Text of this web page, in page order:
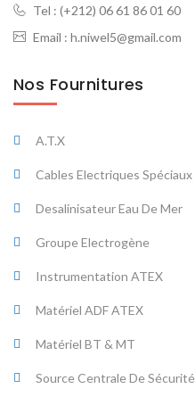
Tel : (+212) 06 61 86 01 60
Email : h.niwel5@gmail.com
Nos Fournitures
A.T.X
Cables Electriques Spéciaux
Desalinisateur Eau De Mer
Groupe Electrogène
Instrumentation ATEX
Matériel ADF ATEX
Matériel BT & MT
Source Centrale De Sécurité